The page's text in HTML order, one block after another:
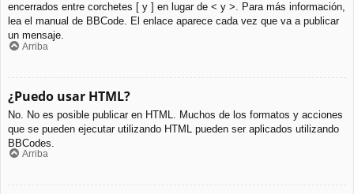
encerrados entre corchetes [ y ] en lugar de < y >. Para más información,
lea el manual de BBCode. El enlace aparece cada vez que va a publicar
un mensaje.
Arriba
¿Puedo usar HTML?
No. No es posible publicar en HTML. Muchos de los formatos y acciones
que se pueden ejecutar utilizando HTML pueden ser aplicados utilizando
BBCodes.
Arriba